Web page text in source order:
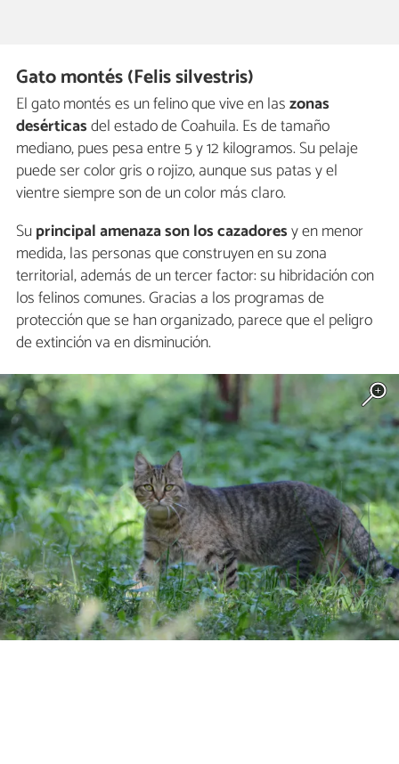
Gato montés (Felis silvestris)
El gato montés es un felino que vive en laszonas
desérticasdel estado de Coahuila. Es de tamaño
mediano, pues pesa entre 5 y 12 kilogramos. Su pelaje
puede ser color gris o rojizo, aunque sus patas y el
vientre siempre son de un color más claro.
Suprincipal amenaza son los cazadoresy en menor
medida, las personas que construyen en su zona
territorial, además de un tercer factor: su hibridación con
los felinos comunes. Gracias a los programas de
protección que se han organizado, parece que el peligro
de extinción va en disminución.